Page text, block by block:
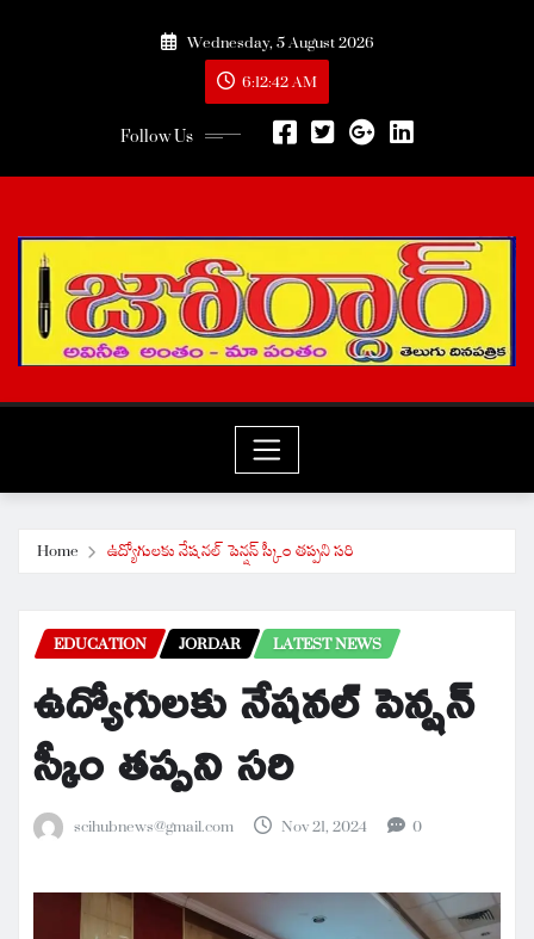
Wednesday, 5 August 2026
6:12:44 AM
Follow Us
Home ఉద్యోగులకు నేషనల్ పెన్షన్ స్కీం తప్పని సరి
EDUCATION JORDAR LATEST NEWS
ఉద్యోగులకు నేషనల్ పెన్షన్
స్కీం తప్పని సరి
scihubnews@gmail.com Nov 21, 2024 0